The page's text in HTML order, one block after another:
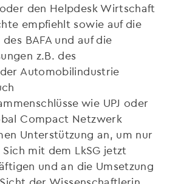
den Helpdesk Wirtschaft
empfiehlt sowie auf die
BAFA und auf die
z.B. des
Automobilindustrie
wie UPJ oder
Compact Netzwerk
Unterstützung an, um nur
mit dem LkSG jetzt
und an die Umsetzung
der Wissenschaftlerin